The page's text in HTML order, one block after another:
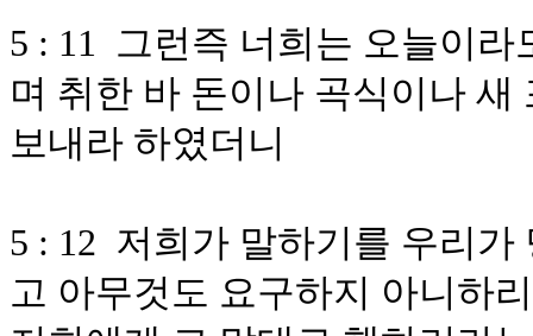
5 : 11 그런즉 너희는 오늘이
며 취한 바 돈이나 곡식이나
보내라 하였더니
5 : 12 저희가 말하기를 우리
고 아무것도 요구하지 아니하